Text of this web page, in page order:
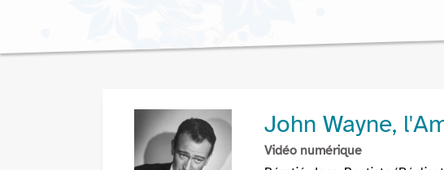
John Wayne,
Vidéo numérique